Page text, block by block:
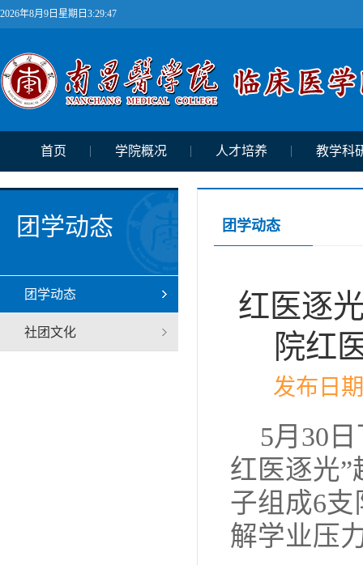
2026年8月9日星期日3:29:47
首页 学院概况 人才培养 教学科
团学动态
团学动态
社团文化
团学动态
红医逐
院红
发布日
5月30
红医逐光
子组成6
解学业压